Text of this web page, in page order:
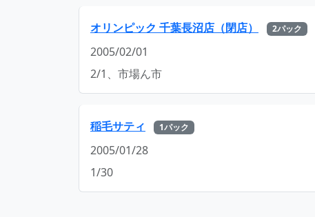
オリンピック 千葉長沼店（閉店） 2パック
2005/02/01
2/1、市場ん市
稲毛サティ 1パック
2005/01/28
1/30